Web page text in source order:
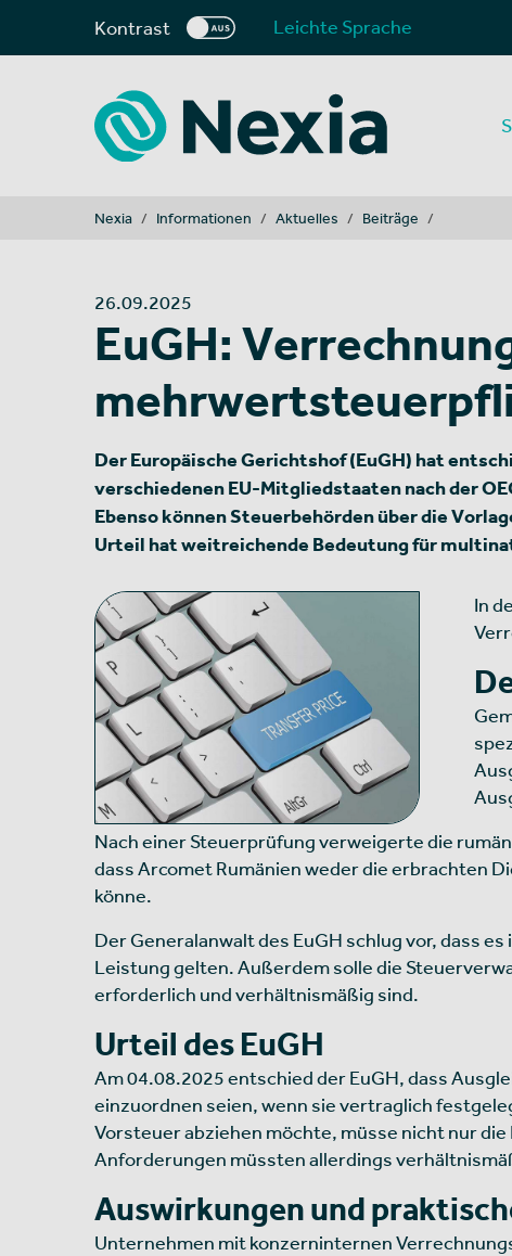
Kontrast Leichte Sprache
You are here:
Nexia Informationen Aktuelles Beiträge
26.09.2025
EuGH:
Der Europäische Gerichtshof (EuGH) hat
verschiedenen EU-Mitgliedstaaten nach der
Ebenso können Steuerbehörden über die
Urteil hat weitreichende Bedeutung für
In
Nach einer Steuerprüfung verweigerte die
dass Arcomet Rumänien weder die erbrachten
könne.
Der Generalanwalt des EuGH schlug vor, dass
Leistung gelten. Außerdem solle die
erforderlich und verhältnismäßig sind.
Urteil des EuGH
Am 04.08.2025 entschied der EuGH, dass
einzuordnen seien, wenn sie vertraglich
Vorsteuer abziehen möchte, müsse nicht nur
Anforderungen müssten allerdings
Auswirkungen und
Unternehmen mit konzerninternen